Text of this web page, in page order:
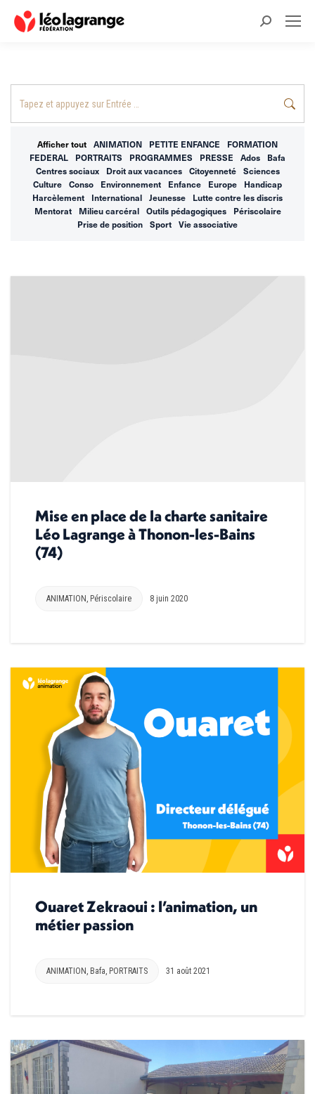
Recherche
Afficher tout ANIMATION PETITE ENFANCE
FORMATION
FEDERAL
PORTRAITS PROGRAMMES PRESSE Ados
Bafa
Centres sociaux
Droit aux vacances Citoyenneté
Sciences
Culture
Conso Environnement Enfance Europe
Handicap
Harcèlement
International Jeunesse
Lutte contre les discris
Mentorat
Milieu carcéral Outils pédagogiques
Périscolaire
Prise de position
Sport Vie associative
Mise en place de la charte sanitaire
Léo Lagrange à Thonon-les-Bains
(74)
ANIMATION Périscolaire 8 juin 2020
Ouaret Zekraoui : l’animation, un
métier passion
ANIMATION , Bafa, PORTRAITS 31 août 2021